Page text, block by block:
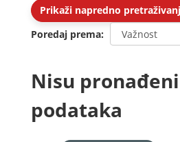
Prikaži napredno
Poredaj prema
Nisu
podataka